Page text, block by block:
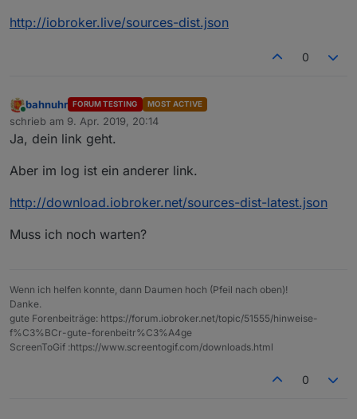
http://iobroker.live/sources-dist.json
0
Online
bahnuhr FORUM TESTING MOST ACTIVE
schrieb am 9. Apr. 2019, 20:14
zuletzt editiert von
Ja, dein link geht.
Aber im log ist ein anderer link.
http://download.iobroker.net/sources-dist-latest.json
Muss ich noch warten?
Wenn ich helfen konnte, dann Daumen hoch (Pfeil nach oben)!
Danke.
gute Forenbeiträge: https://forum.iobroker.net/topic/51555/hinweise-
f%C3%BCr-gute-forenbeitr%C3%A4ge
ScreenToGif :https://www.screentogif.com/downloads.html
0